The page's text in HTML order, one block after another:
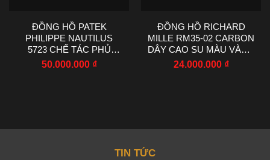
ĐỒNG HỒ PATEK
PHILIPPE NAUTILUS
5723 CHẾ TÁC PHỦ
VÀNG TRẮNG
50.000.000 ₫
ĐỒNG HỒ RICHARD
MILLE RM35-02 CARBON
DÂY CAO SU MÀU VÀNG
R7 FACTORY 44.5X50MM
24.000.000 ₫
TIN TỨC